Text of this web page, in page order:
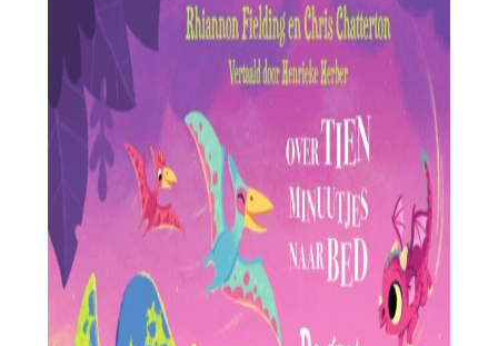
Aanmelden
We gebruiken je gegevens om contact op te nemen, in
overeenstemming met ons
privacybeleid.